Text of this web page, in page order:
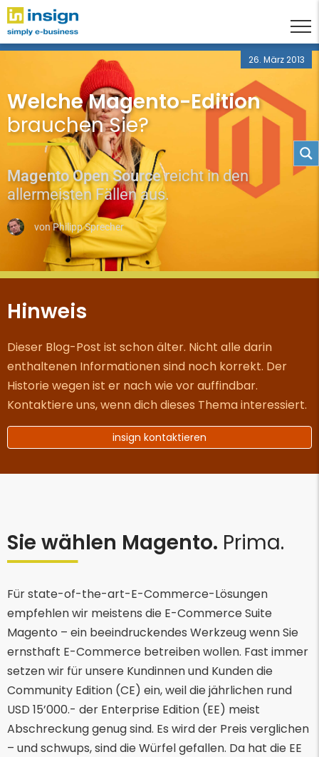
26. März 2013
Welche Magento-Edition
brauchen Sie?
Magento Open Sourcereicht in den
allermeisten Fällen aus.
vonPhilipp Sprecher
Hinweis
Dieser Blog-Post ist schon älter. Nicht alle darin
enthaltenen Informationen sind noch korrekt. Der
Historie wegen ist er nach wie vor auffindbar.
Kontaktiere uns, wenn dich dieses Thema interessiert.
insign kontaktieren
Sie wählen Magento. Prima.
Für state-of-the-art-E-Commerce-Lösungen
empfehlen wir meistens die E-Commerce Suite
Magento – ein beeindruckendes Werkzeug wenn Sie
ernsthaft E-Commerce betreiben wollen. Fast immer
setzen wir für unsere Kundinnen und Kunden die
Community Edition (CE) ein, weil die jährlichen rund
USD 15’000.- der Enterprise Edition (EE) meist
Abschreckung genug sind. Es wird der Preis verglichen
– und schwups, sind die Würfel gefallen. Da hat die EE